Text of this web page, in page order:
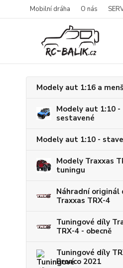
Mobilní dráha O nás
Modely aut 1:16 a
Modely aut 1:10 -
sestavené
Modely aut 1:10 -
Modely Traxxas
tuningu
Náhradní originál
Traxxas TRX-4
Tuningové díly
TRX-4 - obecně
Tuningové díly
Bronco 2021